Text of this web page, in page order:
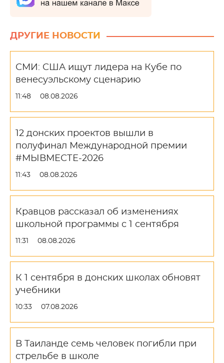
ДРУГИЕ НОВОСТИ
СМИ: США ищут лидера на Кубе по
венесуэльскому сценарию
11:48 08.08.2026
12 донских проектов вышли в
полуфинал Международной премии
#МЫВМЕСТЕ-2026
11:43 08.08.2026
Кравцов рассказал об изменениях
школьной программы с 1 сентября
11:31 08.08.2026
К 1 сентября в донских школах обновят
учебники
10:33 07.08.2026
В Таиланде семь человек погибли при
стрельбе в школе